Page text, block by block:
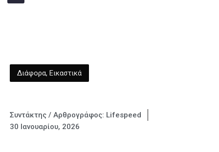
Διάφορα, Εικαστικά
Συντάκτης / Αρθρογράφος: Lifespeed
30 Ιανουαρίου, 2026